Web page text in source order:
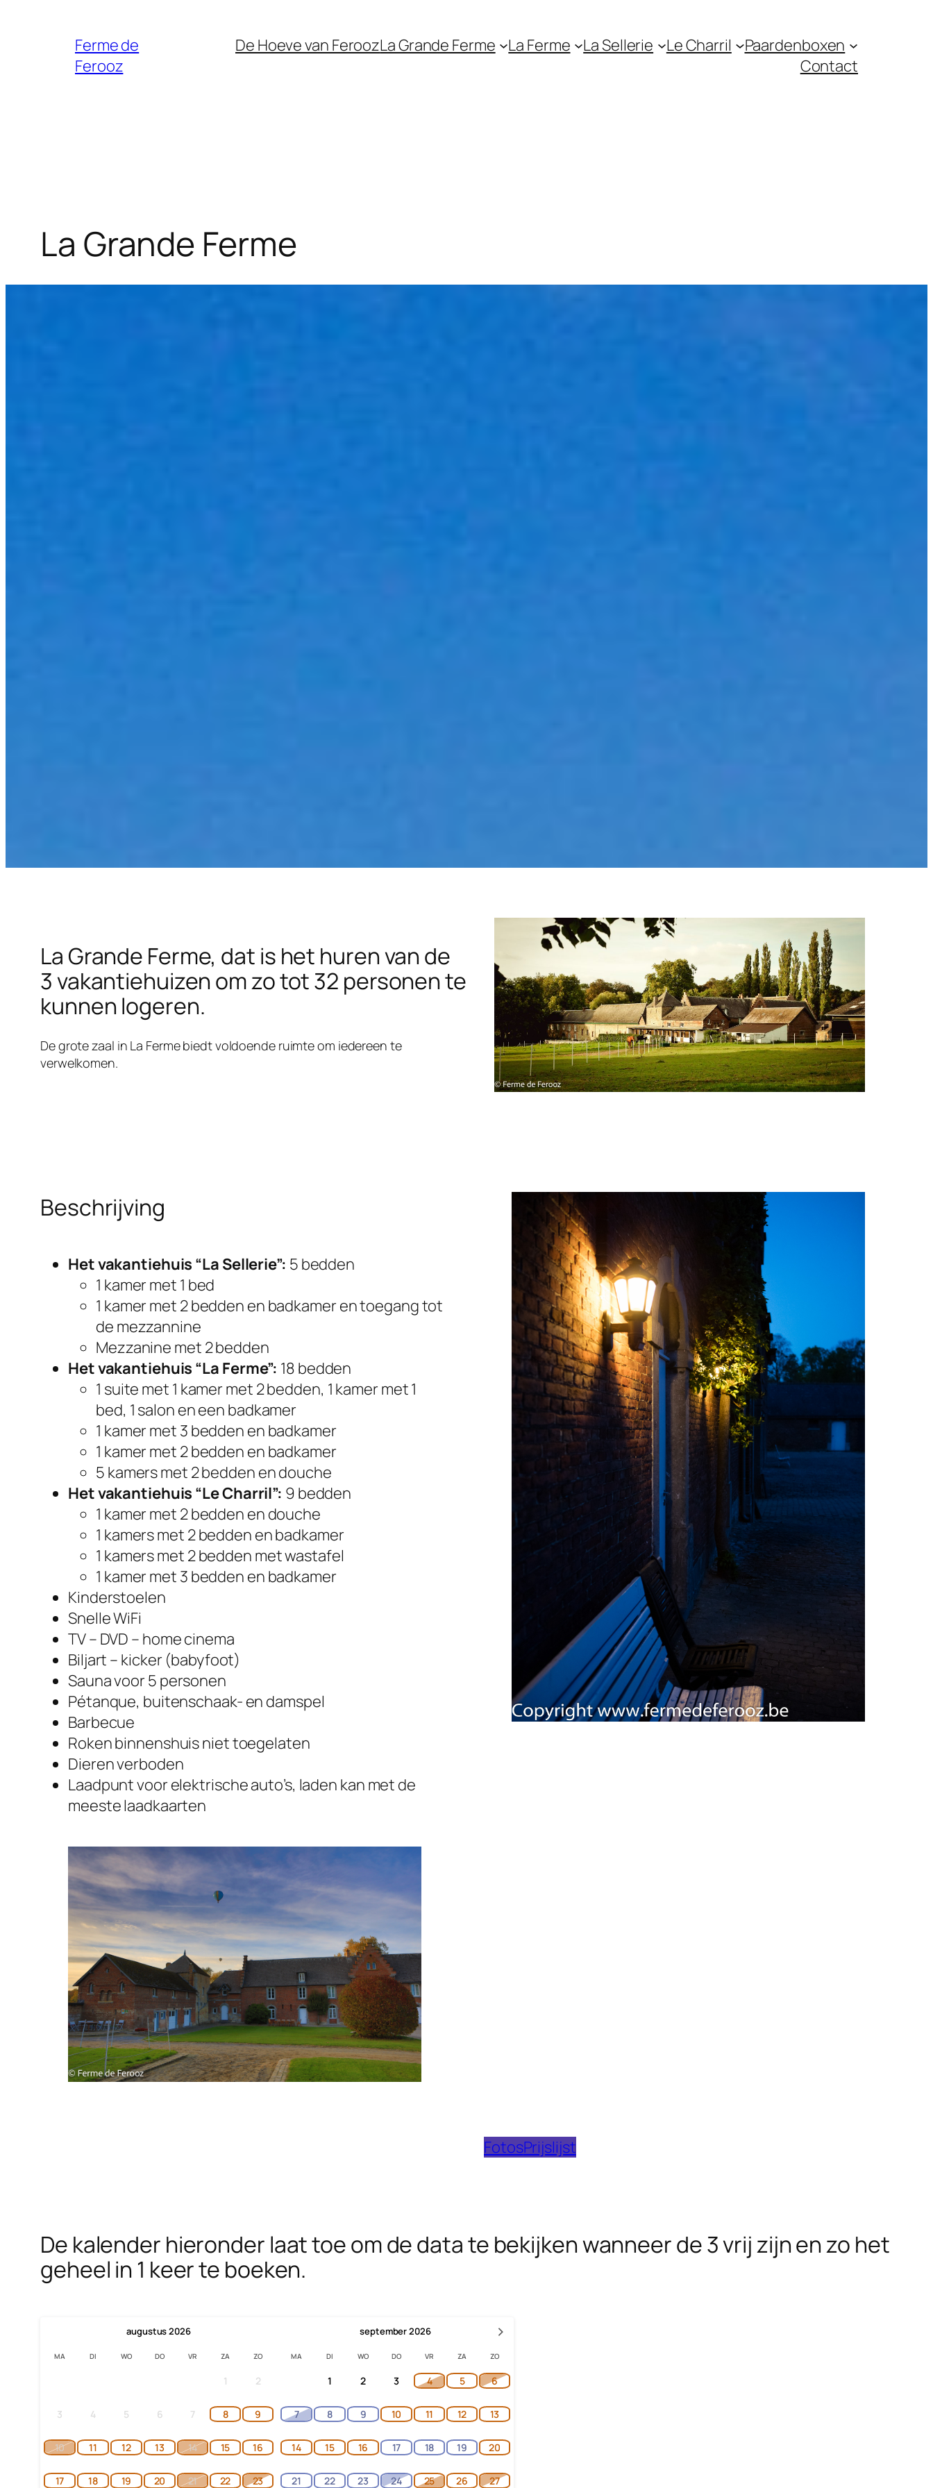
Ferme de
Ferooz
De Hoeve van FeroozLa Grande Ferme La Ferme La Sellerie Le Charril
Paardenboxen
Contact
La Grande Ferme
La Grande Ferme, dat is het huren van de
3 vakantiehuizen om zo tot 32 personen te
kunnen logeren.
De grote zaal in La Ferme biedt voldoende ruimte om iedereen te
verwelkomen.
Beschrijving
Het vakantiehuis “La Sellerie”: 5 bedden
1 kamer met 1 bed
1 kamer met 2 bedden en badkamer en toegang tot
de mezzannine
Mezzanine met 2 bedden
Het vakantiehuis “La Ferme”: 18 bedden
1 suite met 1 kamer met 2 bedden, 1 kamer met 1
bed, 1 salon en een badkamer
1 kamer met 3 bedden en badkamer
1 kamer met 2 bedden en badkamer
5 kamers met 2 bedden en douche
Het vakantiehuis “Le Charril”: 9 bedden
1 kamer met 2 bedden en douche
1 kamers met 2 bedden en badkamer
1 kamers met 2 bedden met wastafel
1 kamer met 3 bedden en badkamer
Kinderstoelen
Snelle WiFi
TV – DVD – home cinema
Biljart – kicker (babyfoot)
Sauna voor 5 personen
Pétanque, buitenschaak- en damspel
Barbecue
Roken binnenshuis niet toegelaten
Dieren verboden
Laadpunt voor elektrische auto’s, laden kan met de
meeste laadkaarten
FotosPrijslijst
De kalender hieronder laat toe om de data te bekijken wanneer de 3 vrij zijn en zo het
geheel in 1 keer te boeken.
›
augustus2026
MA DI WO DO VR ZA ZO
1 2
3 4 5 6 7 8 9
10 11 12 13 14 15 16
17 18 19 20 21 22 23
september2026
MA DI WO DO VR ZA ZO
1 2 3 4 5 6
7 8 9 10 11 12 13
14 15 16 17 18 19 20
21 22 23 24 25 26 27